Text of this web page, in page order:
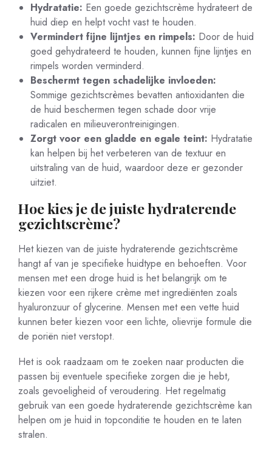
Hydratatie: Een goede gezichtscrème hydrateert de
huid diep en helpt vocht vast te houden.
Vermindert fijne lijntjes en rimpels: Door de huid
goed gehydrateerd te houden, kunnen fijne lijntjes en
rimpels worden verminderd.
Beschermt tegen schadelijke invloeden:
Sommige gezichtscrèmes bevatten antioxidanten die
de huid beschermen tegen schade door vrije
radicalen en milieuverontreinigingen.
Zorgt voor een gladde en egale teint: Hydratatie
kan helpen bij het verbeteren van de textuur en
uitstraling van de huid, waardoor deze er gezonder
uitziet.
Hoe kies je de juiste hydraterende
gezichtscrème?
Het kiezen van de juiste hydraterende gezichtscrème
hangt af van je specifieke huidtype en behoeften. Voor
mensen met een droge huid is het belangrijk om te
kiezen voor een rijkere crème met ingrediënten zoals
hyaluronzuur of glycerine. Mensen met een vette huid
kunnen beter kiezen voor een lichte, olievrije formule die
de poriën niet verstopt.
Het is ook raadzaam om te zoeken naar producten die
passen bij eventuele specifieke zorgen die je hebt,
zoals gevoeligheid of veroudering. Het regelmatig
gebruik van een goede hydraterende gezichtscrème kan
helpen om je huid in topconditie te houden en te laten
stralen.